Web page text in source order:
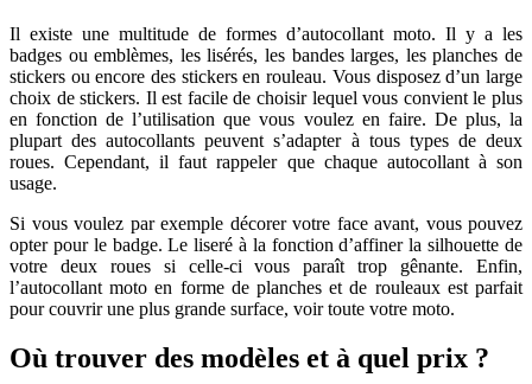
Il existe une multitude de formes d’autocollant moto. Il y a les
badges ou emblèmes, les lisérés, les bandes larges, les planches de
stickers ou encore des stickers en rouleau. Vous disposez d’un large
choix de stickers. Il est facile de choisir lequel vous convient le plus
en fonction de l’utilisation que vous voulez en faire. De plus, la
plupart des autocollants peuvent s’adapter à tous types de deux
roues. Cependant, il faut rappeler que chaque autocollant à son
usage.
Si vous voulez par exemple décorer votre face avant, vous pouvez
opter pour le badge. Le liseré à la fonction d’affiner la silhouette de
votre deux roues si celle-ci vous paraît trop gênante. Enfin,
l’autocollant moto en forme de planches et de rouleaux est parfait
pour couvrir une plus grande surface, voir toute votre moto.
Où trouver des modèles et à quel prix ?